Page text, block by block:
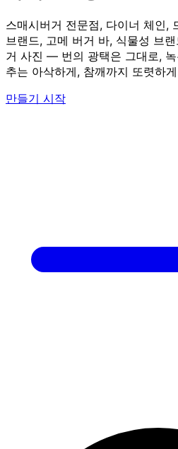
스매시버거 전문점, 다이너 체인,
브랜드, 고메 버거 바, 식물성 브
거 사진 — 번의 광택은 그대로,
추는 아삭하게, 참깨까지 또렷하
만들기 시작